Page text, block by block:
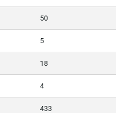
50
5
18
4
433